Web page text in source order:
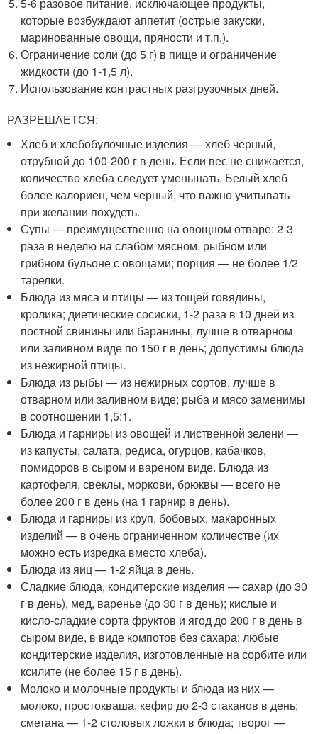
которые возбуждают аппетит (острые закуски,
маринованные овощи, пряности и т.п.).
Ограничение соли (до 5 г) в пище и ограничение
жидкости (до 1-1,5 л).
Использование контрастных разгрузочных дней.
РАЗРЕШАЕТСЯ:
Хлеб и хлебобулочные изделия — хлеб черный,
отрубной до 100-200 г в день. Если вес не снижается,
количество хлеба следует уменьшать. Белый хлеб
более калориен, чем черный, что важно учитывать
при желании похудеть.
Супы — преимущественно на овощном отваре: 2-3
раза в неделю на слабом мясном, рыбном или
грибном бульоне с овощами; порция — не более 1/2
тарелки.
Блюда из мяса и птицы — из тощей говядины,
кролика; диетические сосиски, 1-2 раза в 10 дней из
постной свинины или баранины, лучше в отварном
или заливном виде по 150 г в день; допустимы блюда
из нежирной птицы.
Блюда из рыбы — из нежирных сортов, лучше в
отварном или заливном виде; рыба и мясо заменимы
в соотношении 1,5:1.
Блюда и гарниры из овощей и лиственной зелени —
из капусты, салата, редиса, огурцов, кабачков,
помидоров в сыром и вареном виде. Блюда из
картофеля, свеклы, моркови, брюквы — всего не
более 200 г в день (на 1 гарнир в день).
Блюда и гарниры из круп, бобовых, макаронных
изделий — в очень ограниченном количестве (их
можно есть изредка вместо хлеба).
Блюда из яиц — 1-2 яйца в день.
Сладкие блюда, кондитерские изделия — сахар (до 30
г в день), мед, варенье (до 30 г в день); кислые и
кисло-сладкие сорта фруктов и ягод до 200 г в день в
сыром виде, в виде компотов без сахара; любые
кондитерские изделия, изготовленные на сорбите или
ксилите (не более 15 г в день).
Молоко и молочные продукты и блюда из них —
молоко, простокваша, кефир до 2-3 стаканов в день;
сметана — 1-2 столовых ложки в блюда; творог —